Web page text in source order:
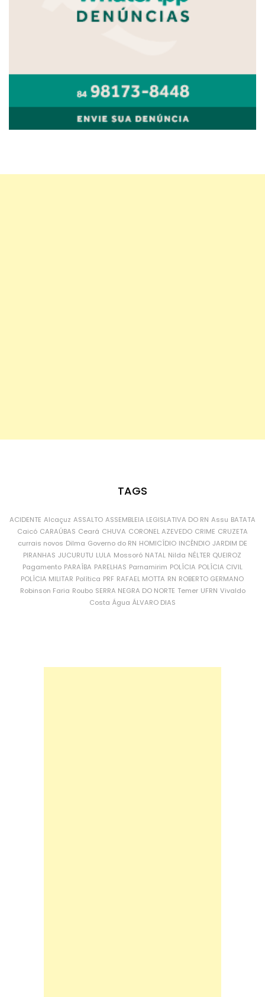
TAGS
ACIDENTE Alcaçuz ASSALTO ASSEMBLEIA LEGISLATIVA DO RN Assu BATATA
Caicó CARAÚBAS Ceará CHUVA CORONEL AZEVEDO CRIME CRUZETA
currais novos Dilma Governo do RN HOMICÍDIO INCÊNDIO JARDIM DE
PIRANHAS JUCURUTU LULA Mossoró NATAL Nilda NÉLTER QUEIROZ
Pagamento PARAÍBA PARELHAS Parnamirim POLÍCIA POLÍCIA CIVIL
POLÍCIA MILITAR Política PRF RAFAEL MOTTA RN ROBERTO GERMANO
Robinson Faria Roubo SERRA NEGRA DO NORTE Temer UFRN Vivaldo
Costa Água ÁLVARO DIAS